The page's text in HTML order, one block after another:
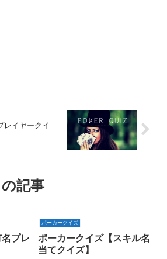
レイヤークイ
記事
プレ
ポーカークイズ
ポーカークイズ【スキル名
当てクイズ】